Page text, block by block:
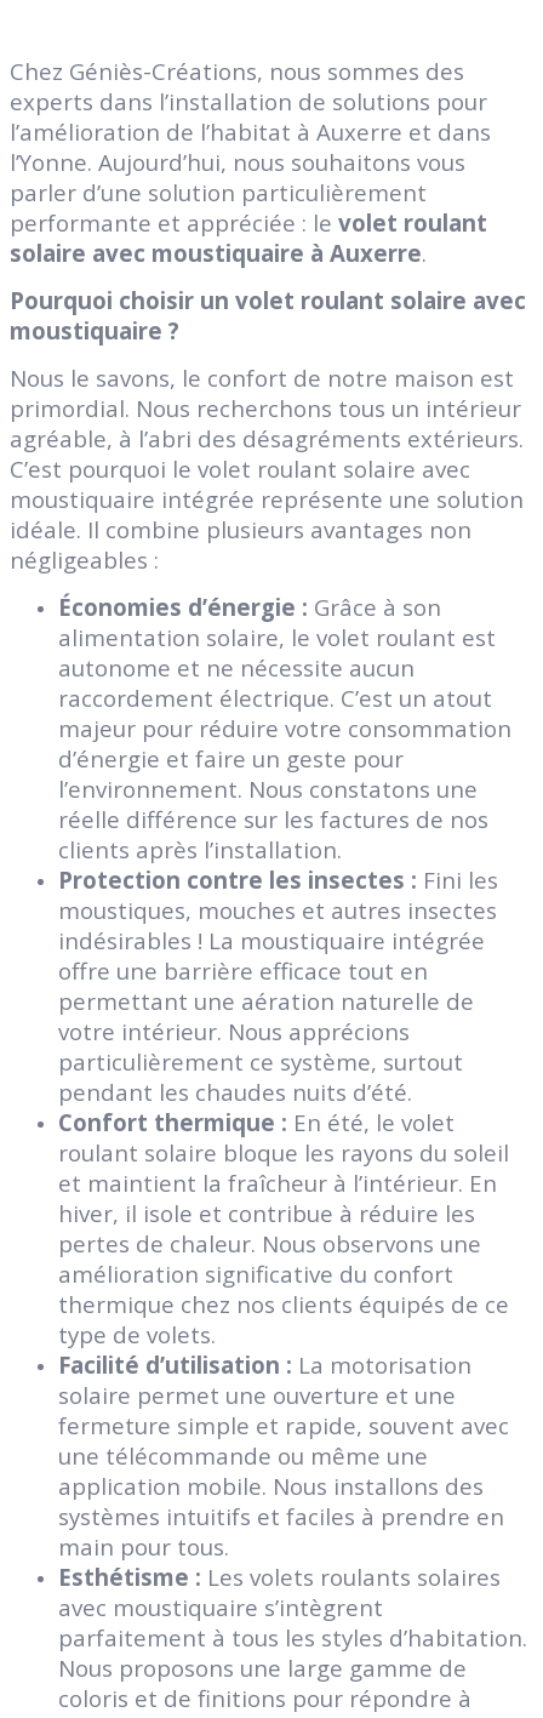
Chez Géniès-Créations, nous sommes des
experts dans l’installation de solutions pour
l’amélioration de l’habitat à Auxerre et dans
l’Yonne. Aujourd’hui, nous souhaitons vous
parler d’une solution particulièrement
performante et appréciée : le volet roulant
solaire avec moustiquaire à Auxerre.
Pourquoi choisir un volet roulant solaire avec
moustiquaire ?
Nous le savons, le confort de notre maison est
primordial. Nous recherchons tous un intérieur
agréable, à l’abri des désagréments extérieurs.
C’est pourquoi le volet roulant solaire avec
moustiquaire intégrée représente une solution
idéale. Il combine plusieurs avantages non
négligeables :
Économies d’énergie : Grâce à son
alimentation solaire, le volet roulant est
autonome et ne nécessite aucun
raccordement électrique. C’est un atout
majeur pour réduire votre consommation
d’énergie et faire un geste pour
l’environnement. Nous constatons une
réelle différence sur les factures de nos
clients après l’installation.
Protection contre les insectes : Fini les
moustiques, mouches et autres insectes
indésirables ! La moustiquaire intégrée
offre une barrière efficace tout en
permettant une aération naturelle de
votre intérieur. Nous apprécions
particulièrement ce système, surtout
pendant les chaudes nuits d’été.
Confort thermique : En été, le volet
roulant solaire bloque les rayons du soleil
et maintient la fraîcheur à l’intérieur. En
hiver, il isole et contribue à réduire les
pertes de chaleur. Nous observons une
amélioration significative du confort
thermique chez nos clients équipés de ce
type de volets.
Facilité d’utilisation : La motorisation
solaire permet une ouverture et une
fermeture simple et rapide, souvent avec
une télécommande ou même une
application mobile. Nous installons des
systèmes intuitifs et faciles à prendre en
main pour tous.
Esthétisme : Les volets roulants solaires
avec moustiquaire s’intègrent
parfaitement à tous les styles d’habitation.
Nous proposons une large gamme de
coloris et de finitions pour répondre à